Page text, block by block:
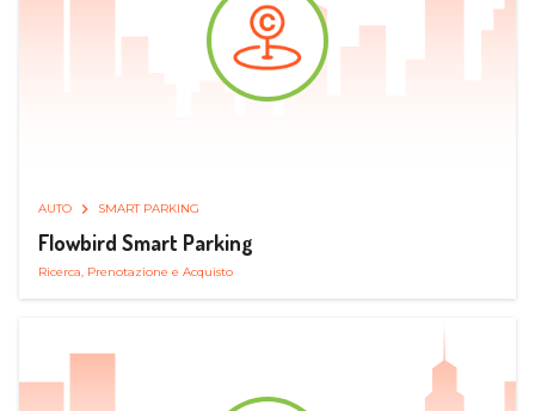
AUTO SMART PARKING
Flowbird Smart Parking
Ricerca, Prenotazione e Acquisto